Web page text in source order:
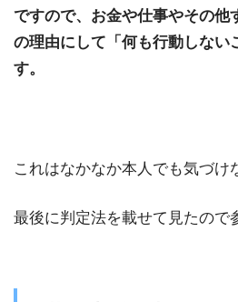
ですので、お金や仕事やその他
の理由にして「何も行動しない
す。
これはなかなか本人でも気づけ
最後に判定法を載せて見たので